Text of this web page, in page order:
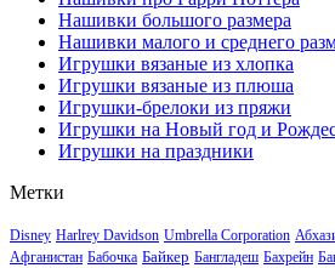
Нашивки большого размера
Нашивки малого и среднего
Игрушки вязаные из хлопка
Игрушки вязаные из плюша
Игрушки-брелоки из пряжи
Игрушки на Новый год и
Игрушки на праздники
Метки
Disney Harlrey Davidson Umbrella Corporation
Афганистан Бабочка Байкер Бангладеш Бахрейн